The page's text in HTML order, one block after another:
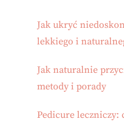
Jak ukryć
lekkiego i
Jak naturalnie
metody i porady
Pedicure leczniczy: